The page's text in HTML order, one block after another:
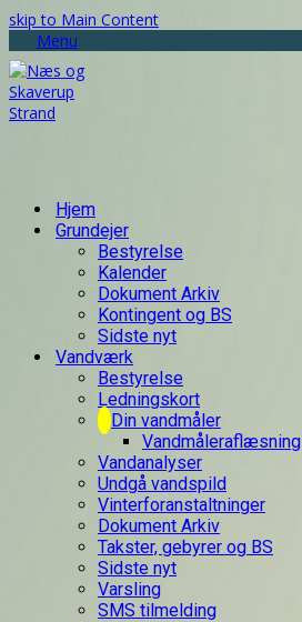
skip to Main Content
Menu
Hjem
Grundejer
Bestyrelse
Kalender
Dokument Arkiv
Kontingent og BS
Sidste nyt
Vandværk
Bestyrelse
Ledningskort
Din vandmåler
Vandmåleraflæsning
Vandanalyser
Undgå vandspild
Vinterforanstaltninger
Dokument Arkiv
Takster, gebyrer og BS
Sidste nyt
Varsling
SMS tilmelding